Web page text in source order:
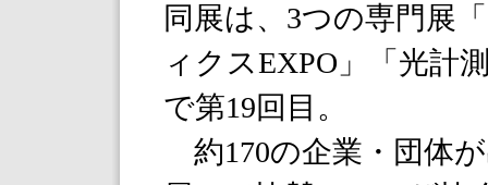
同展は、3つの専門展
ィクスEXPO」「光計
で第19回目。
約170の企業・団体